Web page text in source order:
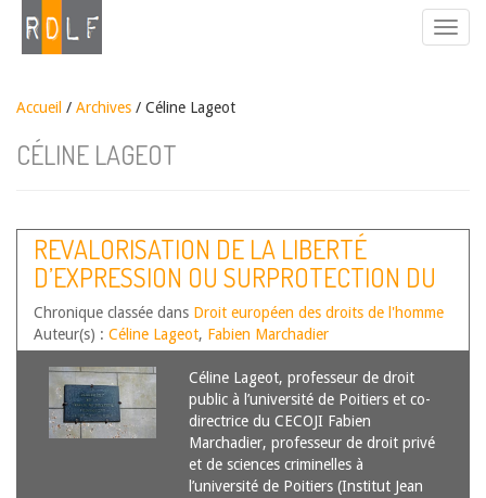
Accueil / Archives / Céline Lageot
CÉLINE LAGEOT
REVALORISATION DE LA LIBERTÉ
D’EXPRESSION OU SURPROTECTION DU
SENTIMENT RELIGIEUX D’AUTRUI ?
(NOTE SOUS CEDH, 15 SEPTEMBRE 2022,
N° 8257/13, RABCZEWSKA C/ POLOGNE)
Chronique classée dans Droit européen des droits de l'homme
Auteur(s) : Céline Lageot, Fabien Marchadier
Céline Lageot, professeur de droit
public à l’université de Poitiers et co-
directrice du CECOJI Fabien
Marchadier, professeur de droit privé
et de sciences criminelles à
l’université de Poitiers (Institut Jean